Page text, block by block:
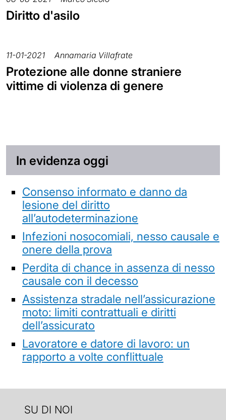
Diritto d'asilo
11-01-2021 Annamaria Villafrate
Protezione alle donne straniere
vittime di violenza di genere
In evidenza oggi
Consenso informato e danno da
lesione del diritto
all’autodeterminazione
Infezioni nosocomiali, nesso causale e
onere della prova
Perdita di chance in assenza di nesso
causale con il decesso
Assistenza stradale nell’assicurazione
moto: limiti contrattuali e diritti
dell’assicurato
Lavoratore e datore di lavoro: un
rapporto a volte conflittuale
SU DI NOI